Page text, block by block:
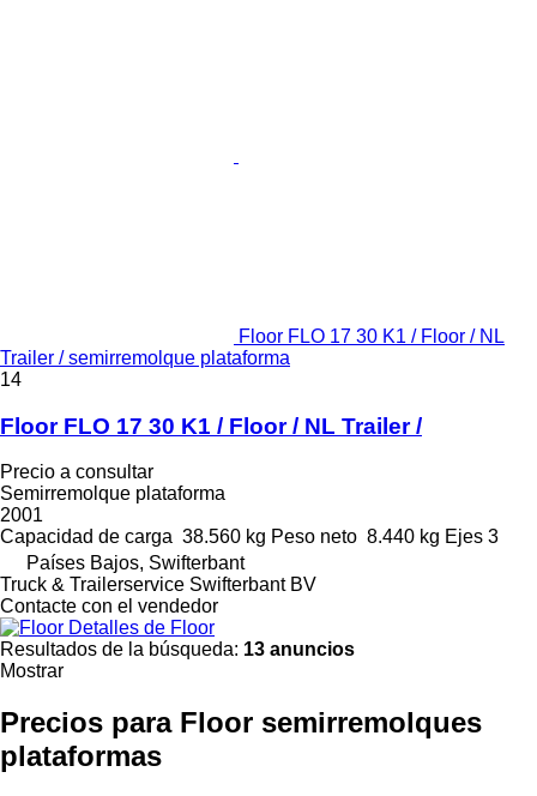
Floor FLO 17 30 K1 / Floor / NL
Trailer / semirremolque plataforma
14
Floor FLO 17 30 K1 / Floor / NL Trailer /
Precio a consultar
Semirremolque plataforma
2001
Capacidad de carga 38.560 kg Peso neto 8.440 kg Ejes 3
Países Bajos, Swifterbant
Truck & Trailerservice Swifterbant BV
Contacte con el vendedor
Detalles de Floor
Resultados de la búsqueda: 13 anuncios
Mostrar
Precios para Floor semirremolques
plataformas